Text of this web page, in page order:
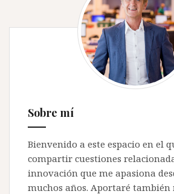
Sobre mí
Bienvenido a este espacio en el
compartir cuestiones
innovación que me apasiona
muchos años. Aportaré también